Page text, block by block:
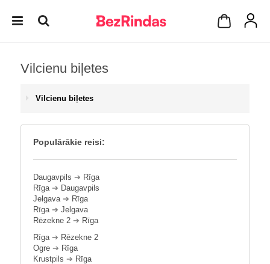
Vilcienu biļetes
Vilcienu biļetes
Populārākie reisi:
Daugavpils ➔ Rīga
Rīga➔ Daugavpils
Jelgava➔ Rīga
Rīga➔ Jelgava
Rēzekne 2 ➔ Rīga
Rīga➔ Rēzekne 2
Ogre ➔ Rīga
Krustpils ➔ Rīga